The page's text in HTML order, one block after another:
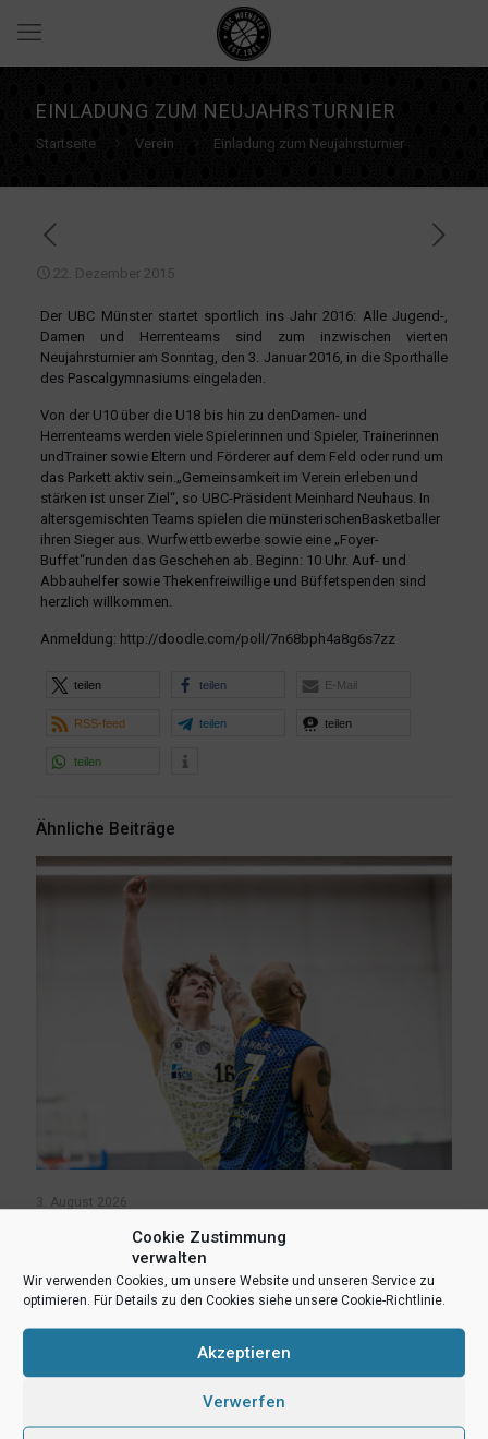
Cookie Zustimmung
verwalten
Wir verwenden Cookies, um unsere Website und unseren Service zu
optimieren. Für Details zu den Cookies siehe unsere Cookie-Richtlinie.
Akzeptieren
Verwerfen
EINLADUNG ZUM NEUJAHRSTURNIER
Startseite Verein Einladung zum Neujahrsturnier
22. Dezember 2015
Der UBC Münster startet sportlich ins Jahr 2016: Alle Jugend-,
Damen und Herrenteams sind zum inzwischen vierten
Neujahrsturnier am Sonntag, den 3. Januar 2016, in die Sporthalle
des Pascalgymnasiums eingeladen.
Von der U10 über die U18 bis hin zu denDamen- und
Herrenteams werden viele Spielerinnen und Spieler, Trainerinnen
undTrainer sowie Eltern und Förderer auf dem Feld oder rund um
das Parkett aktiv sein.„Gemeinsamkeit im Verein erleben und
stärken ist unser Ziel“, so UBC-Präsident Meinhard Neuhaus. In
altersgemischten Teams spielen die münsterischenBasketballer
ihren Sieger aus. Wurfwettbewerbe sowie eine „Foyer-
Buffet“runden das Geschehen ab. Beginn: 10 Uhr. Auf- und
Abbauhelfer sowie Thekenfreiwillige und Büffetspenden sind
herzlich willkommen.
Anmeldung: http://doodle.com/poll/7n68bph4a8g6s7zz
teilen teilen E-Mail
RSS-feed teilen teilen
teilen
Ähnliche Beiträge
3. August 2026
Erik Niggemann setzt Karriere in Ibbenbüren fort
Mehr lesen